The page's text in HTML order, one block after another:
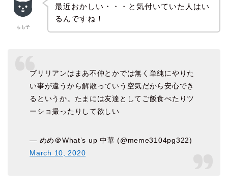
もも子
最近おかしい・・・と気付いていた人はい
るんですね！
ブリリアンはまあ不仲とかでは無く単純にやりた
い事が違うから解散っていう空気だから安心でき
るというか。たまには友達としてご飯食べたりツ
ーショ撮ったりして欲しい
— めめ＠What’s up 中華 (@meme3104pg322)
March 10, 2020